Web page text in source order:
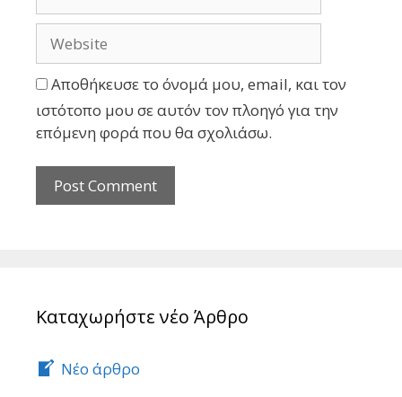
Αποθήκευσε το όνομά μου, email, και τον
ιστότοπο μου σε αυτόν τον πλοηγό για την
επόμενη φορά που θα σχολιάσω.
Καταχωρήστε νέο Άρθρο
Νέο άρθρο